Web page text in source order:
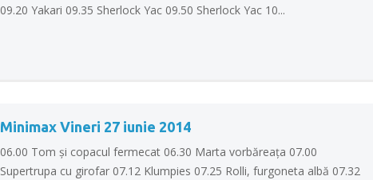
09.20 Yakari 09.35 Sherlock Yac 09.50 Sherlock Yac 10...
Minimax Vineri 27 iunie 2014
06.00 Tom şi copacul fermecat 06.30 Marta vorbăreaţa 07.00
Supertrupa cu girofar 07.12 Klumpies 07.25 Rolli, furgoneta albă 07.32